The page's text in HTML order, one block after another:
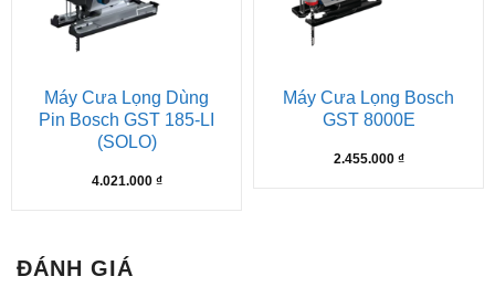
Máy Cưa Lọng Dùng
Pin Bosch GST 185-LI
(SOLO)
4.021.000 ₫
Máy Cưa Lọng Bosch
GST 8000E
2.455.000 ₫
ĐÁNH GIÁ